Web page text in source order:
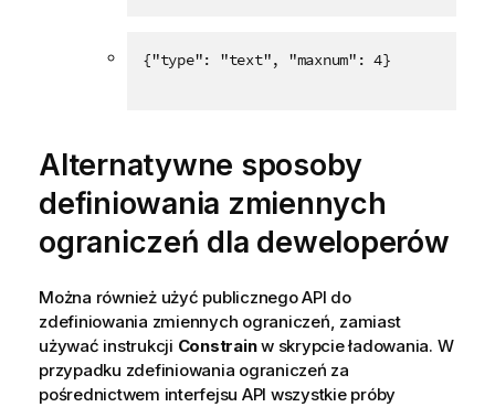
{"type": "text", "maxnum": 4}
Alternatywne sposoby
definiowania zmiennych
ograniczeń dla deweloperów
Można również użyć publicznego API do
zdefiniowania zmiennych ograniczeń, zamiast
używać instrukcji Constrainw skrypcie ładowania. W
przypadku zdefiniowania ograniczeń za
pośrednictwem interfejsu API wszystkie próby